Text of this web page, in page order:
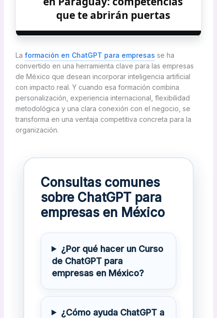
que te abrirán puertas
La formación en ChatGPT para empresas se ha
convertido en una herramienta clave para las empresas
de México que desean incorporar inteligencia artificial
con impacto real. Y cuando esa formación combina
personalización, experiencia internacional, flexibilidad
metodológica y una clara conexión con el negocio, se
transforma en una ventaja competitiva concreta para la
organización.
Consultas comunes
sobre ChatGPT para
empresas en México
¿Por qué hacer un Curso
de ChatGPT para
empresas en México?
¿Cómo ayuda ChatGPT a